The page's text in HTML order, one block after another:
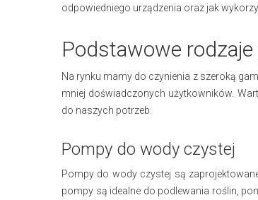
odpowiedniego urządzenia oraz jak
Podstawowe
Na rynku mamy do czynienia z szeroką
mniej doświadczonych użytkowników.
do naszych potrzeb.
Pompy do wody czystej
Pompy do wody czystej są
pompy są idealne do podlewania roślin,